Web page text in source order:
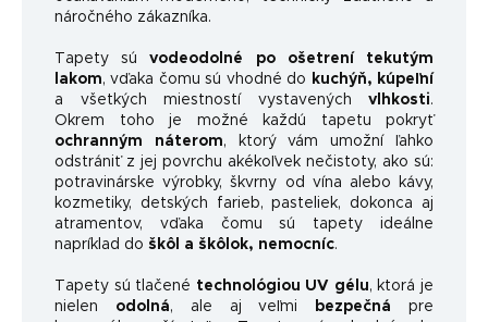
náročného zákazníka.
Tapety súvodeodolné po ošetrení tekutým
lakom, vďaka čomu sú vhodné do
kuchýň, kúpeľní
a všetkých miestností vystavených vlhkosti.
Okrem toho je možné každú tapetu pokryť
ochranným náterom, ktorý vám umožní ľahko
odstrániť z jej povrchu akékoľvek nečistoty, ako sú:
potravinárske výrobky, škvrny od vína alebo kávy,
kozmetiky, detských farieb, pasteliek, dokonca aj
atramentov, vďaka čomu sú tapety ideálne
napríklad do škôl a škôlok, nemocníc.
Tapety sú tlačené technológiou UV gélu, ktorá je
nielen odolná, ale aj veľmi bezpečná pre